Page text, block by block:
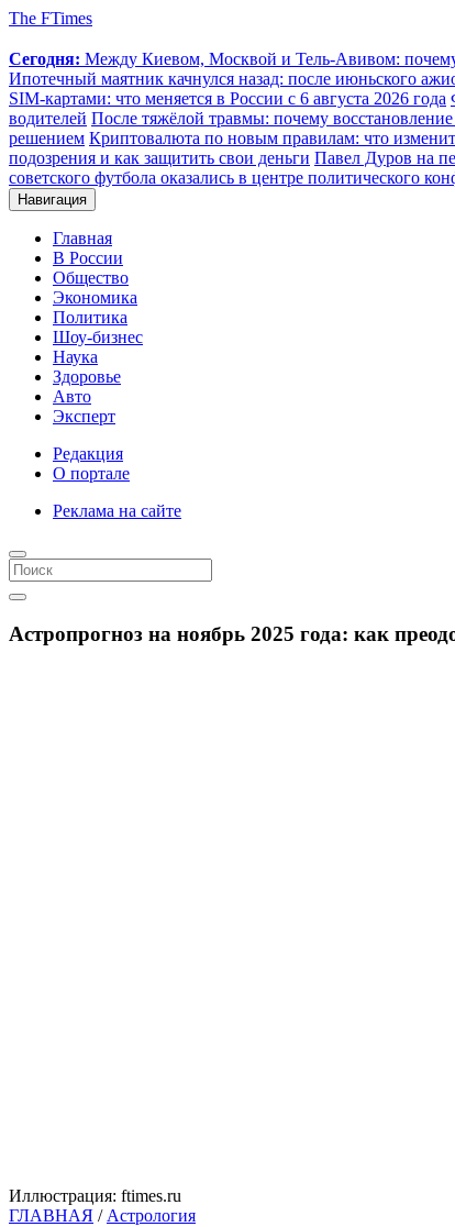
The FTimes
Сегодня: Между Киевом, Москвой и Тель-Авивом: почему
Ипотечный маятник качнулся назад: после июньского
SIM-картами: что меняется в России с 6 августа 2026 года
водителей После тяжёлой травмы: почему
решением Криптовалюта по новым правилам: что
подозрения и как защитить свои деньги Павел Дуров на
советского футбола оказались в центре политического
Навигация
Главная
В России
Общество
Экономика
Политика
Шоу-бизнес
Наука
Здоровье
Авто
Эксперт
Редакция
О портале
Реклама на сайте
Астропрогноз на ноябрь 2025 года: как
Иллюстрация: ftimes.ru
ГЛАВНАЯ /Астрология